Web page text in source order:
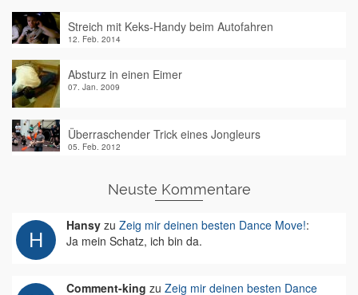
Streich mit Keks-Handy beim Autofahren
12. Feb. 2014
Absturz in einen Eimer
07. Jan. 2009
Überraschender Trick eines Jongleurs
05. Feb. 2012
Neuste Kommentare
Hansy zu Zeig mir deinen besten Dance Move!:
Ja mein Schatz, ich bin da.
Comment-king zu Zeig mir deinen besten Dance